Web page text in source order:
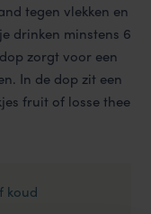
tegen vlekken en
drinken minstens 6
zorgt voor een
In de dop zit een
fruit of losse thee
koud